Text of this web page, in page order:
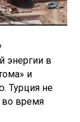
энергии в
и
Турция не
во время